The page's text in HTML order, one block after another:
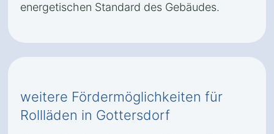
energetischen Standard des Gebäudes.
weitere Fördermöglichkeiten für
Rollläden in Gottersdorf